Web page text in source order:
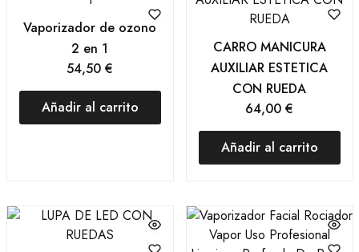
Vaporizador de ozono
2 en 1
54,50 €
Añadir al carrito
CARRO MANICURA
AUXILIAR ESTETICA
CON RUEDA
64,00 €
Añadir al carrito